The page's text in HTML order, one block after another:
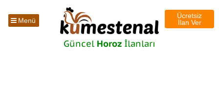
Menü
Ücretsiz
İlan Ver
Güncel Horoz İlanları